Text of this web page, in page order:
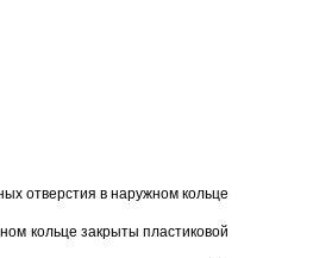
отверстия в наружном кольце
кольце закрыты пластиковой